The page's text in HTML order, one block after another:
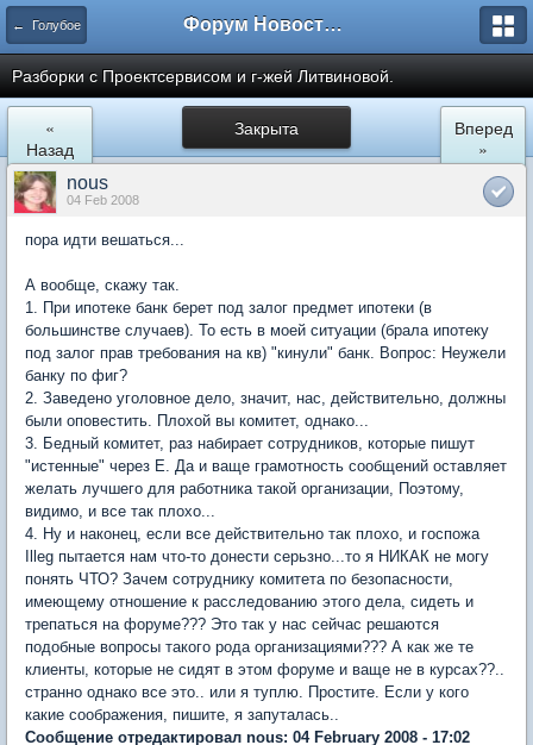
← Голубое Форум Новостройки
Разборки с Проектсервисом и г-жей Литвиновой.
Закрыта
«
Назад
Вперед
»
nous
04 Feb 2008
пора идти вешаться...
А вообще, скажу так.
1. При ипотеке банк берет под залог предмет ипотеки (в
большинстве случаев). То есть в моей ситуации (брала ипотеку
под залог прав требования на кв) "кинули" банк. Вопрос: Неужели
банку по фиг?
2. Заведено уголовное дело, значит, нас, действительно, должны
были оповестить. Плохой вы комитет, однако...
3. Бедный комитет, раз набирает сотрудников, которые пишут
"истенные" через Е. Да и ваще грамотность сообщений оставляет
желать лучшего для работника такой организации, Поэтому,
видимо, и все так плохо...
4. Ну и наконец, если все действительно так плохо, и госпожа
Illeg пытается нам что-то донести серьзно...то я НИКАК не могу
понять ЧТО? Зачем сотруднику комитета по безопасности,
имеющему отношение к расследованию этого дела, сидеть и
трепаться на форуме??? Это так у нас сейчас решаются
подобные вопросы такого рода организациями??? А как же те
клиенты, которые не сидят в этом форуме и ваще не в курсах??..
странно однако все это.. или я туплю. Простите. Если у кого
какие соображения, пишите, я запуталась..
Сообщение отредактировал nous: 04 February 2008 - 17:02